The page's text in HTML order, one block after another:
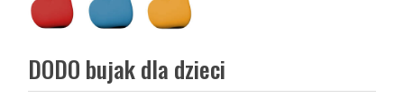
DODO bujak dla dzieci